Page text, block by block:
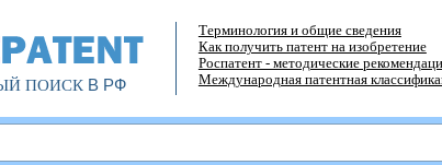
ПОИСКВ РФ
Терминология и общие сведения
Как получить патент на изобретение
Роспатент - методические
Международная патентная